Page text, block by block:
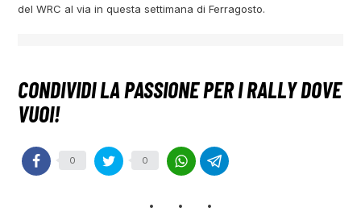
del WRC al via in questa settimana di Ferragosto.
0 0